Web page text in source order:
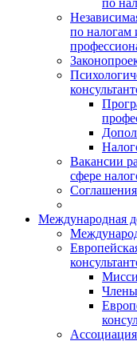
по налогам
Вакансии
сфере
Международная